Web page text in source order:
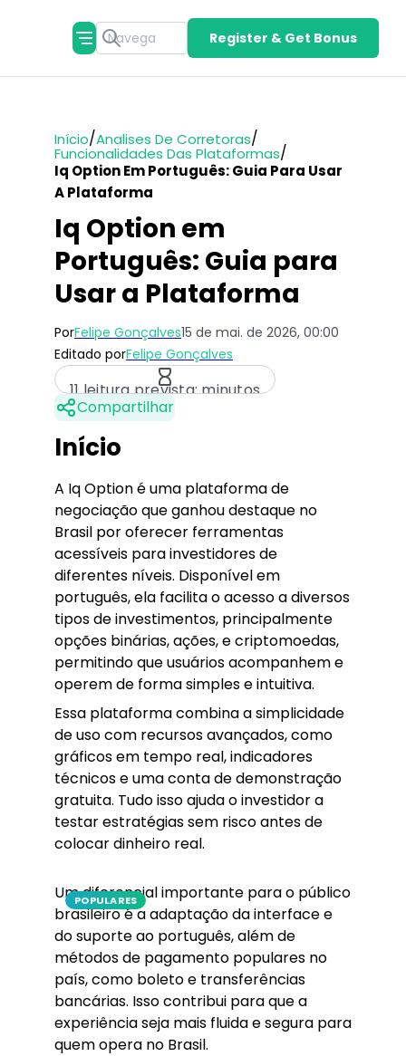
Register & Get Bonus
Início/Analises De Corretoras/
Funcionalidades Das Plataformas/
Iq Option Em Português: Guia Para Usar
A Plataforma
Iq Option em
Português: Guia para
Usar a Plataforma
PorFelipe Gonçalves15 de mai. de 2026, 00:00
Editado porFelipe Gonçalves
11 leitura prevista: minutos
Compartilhar
Início
A Iq Option é uma plataforma de
negociação que ganhou destaque no
Brasil por oferecer ferramentas
acessíveis para investidores de
diferentes níveis. Disponível em
português, ela facilita o acesso a diversos
tipos de investimentos, principalmente
opções binárias, ações, e criptomoedas,
permitindo que usuários acompanhem e
operem de forma simples e intuitiva.
Essa plataforma combina a simplicidade
de uso com recursos avançados, como
gráficos em tempo real, indicadores
técnicos e uma conta de demonstração
gratuita. Tudo isso ajuda o investidor a
testar estratégias sem risco antes de
colocar dinheiro real.
POPULARES
Um diferencial importante para o público
brasileiro é a adaptação da interface e
do suporte ao português, além de
métodos de pagamento populares no
país, como boleto e transferências
bancárias. Isso contribui para que a
experiência seja mais fluida e segura para
quem opera no Brasil.